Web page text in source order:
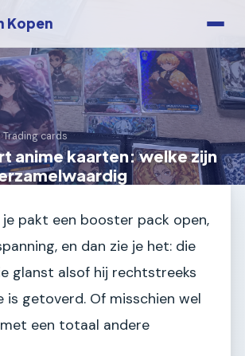
Kopen
›Trading cards
anime kaarten: welke zijn
je pakt een booster pack open,
en dan zie je het: die
glanst alsof hij rechtstreeks
is getoverd. Of misschien wel
een totaal andere